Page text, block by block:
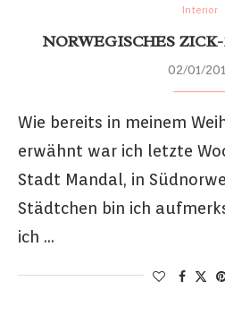
Interior
NORWEGISCHES
02/01/
Wie bereits in meinem
erwähnt war ich letzte
Stadt Mandal, in
Städtchen bin ich
ich …